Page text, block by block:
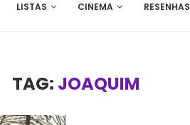
LISTAS CINEMA RESENHAS
TAG: JOAQUIM